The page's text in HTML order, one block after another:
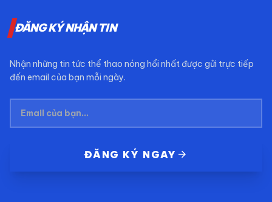
ĐĂNG KÝ NHẬN TIN
Nhận những tin tức thể thao nóng hổi nhất được gửi trực tiếp
đến email của bạn mỗi ngày.
ĐĂNG KÝ NGAY arrow_forward